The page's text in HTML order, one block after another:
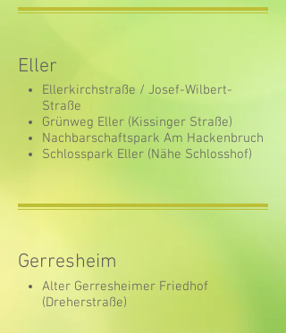
Eller
Ellerkirchstraße / Josef-Wilbert-
Straße
Grünweg Eller (Kissinger Straße)
Nachbarschaftspark Am Hackenbruch
Schlosspark Eller (Nähe Schlosshof)
Gerresheim
Alter Gerresheimer Friedhof
(Dreherstraße)